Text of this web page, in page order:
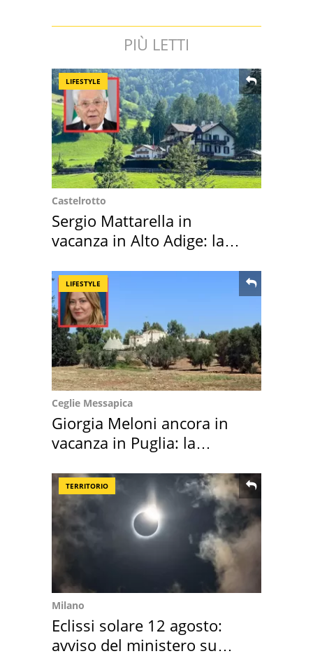
PIÙ LETTI
LIFESTYLE
Castelrotto
Sergio Mattarella in
vacanza in Alto Adige: la
LIFESTYLE
Ceglie Messapica
Giorgia Meloni ancora in
vacanza in Puglia: la
TERRITORIO
Milano
Eclissi solare 12 agosto:
avviso del ministero su